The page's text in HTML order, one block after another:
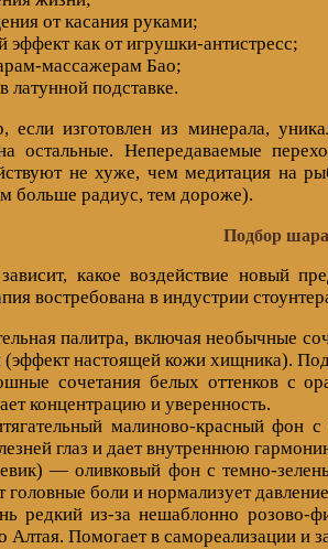
от касания руками;
эффект как от игрушки-антистресс;
массажерам Бао;
латунной подставке.
изготовлен из минерала,
остальные. Непередаваемые
не хуже, чем медитация на
больше радиус, тем дороже).
Подбор
какое воздействие новый
востребована в индустрии
палитра, включая необычные
(эффект настоящей кожи хищника).
сочетания белых оттенков с
концентрацию и уверенность.
малиново-красный фон
глаз и дает внутреннюю
— оливковый фон с темно-
головные боли и нормализует
редкий из-за нешаблонно розово-
Алтая. Помогает в самореализации и